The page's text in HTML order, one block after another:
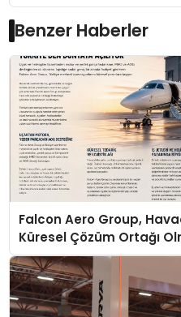
Benzer Haberler
Falcon Aero Group,
Küresel Çözüm Ortağı